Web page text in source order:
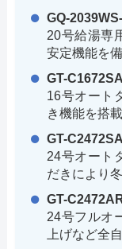
GQ-
20号給湯専
安定機能を
GT-
16号オート
き機能を搭
GT-
24号オート
だきにより
GT-
24号フルオ
上げなど全